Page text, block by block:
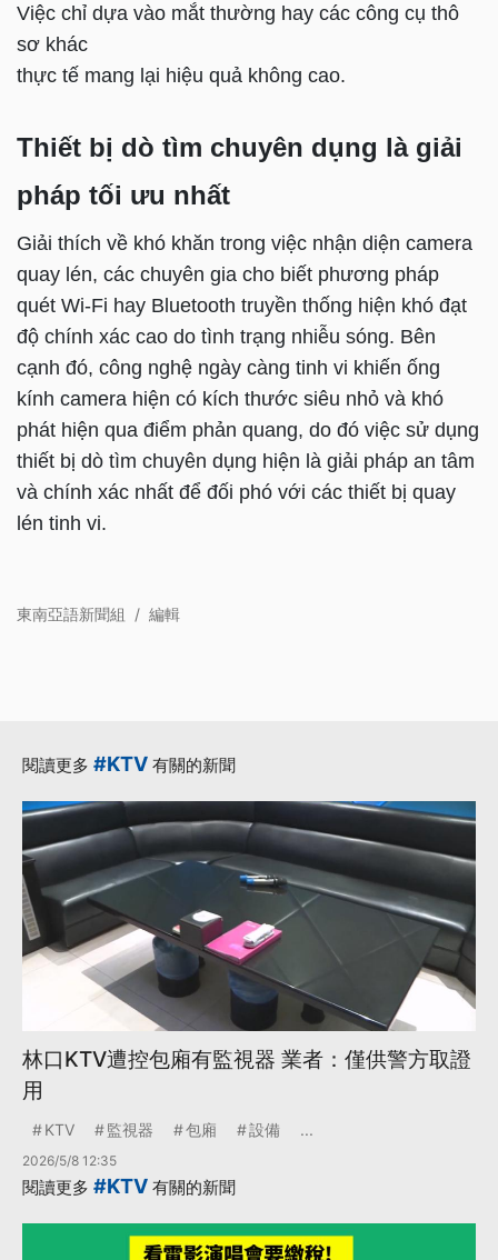
Việc chỉ dựa vào mắt thường hay các công cụ thô
sơ khác
thực tế mang lại hiệu quả không cao.
Thiết bị dò tìm chuyên dụng là giải
pháp tối ưu nhất
Giải thích về khó khăn trong việc nhận diện camera
quay lén, các chuyên gia cho biết phương pháp
quét Wi-Fi hay Bluetooth truyền thống hiện khó đạt
độ chính xác cao do tình trạng nhiễu sóng. Bên
cạnh đó, công nghệ ngày càng tinh vi khiến ống
kính camera hiện có kích thước siêu nhỏ và khó
phát hiện qua điểm phản quang, do đó việc sử dụng
thiết bị dò tìm chuyên dụng hiện là giải pháp an tâm
và chính xác nhất để đối phó với các thiết bị quay
lén tinh vi.
東南亞語新聞組 / 編輯
閱讀更多 #KTV 有關的新聞
林口KTV遭控包廂有監視器 業者：僅供警方取證
用
KTV 監視器 包廂 設備 ...
2026/5/8 12:35
閱讀更多 #KTV 有關的新聞